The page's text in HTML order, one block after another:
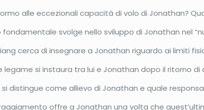
alle eccezionali capacità di volo di Jonathan?
svolge nello sviluppo di Jonathan nel
cerca di insegnare a Jonathan riguardo ai limiti
legame si instaura tra lui e Jonathan dopo il ritorno di
si distingue come allievo di Jonathan e quale
offre a Jonathan una volta che